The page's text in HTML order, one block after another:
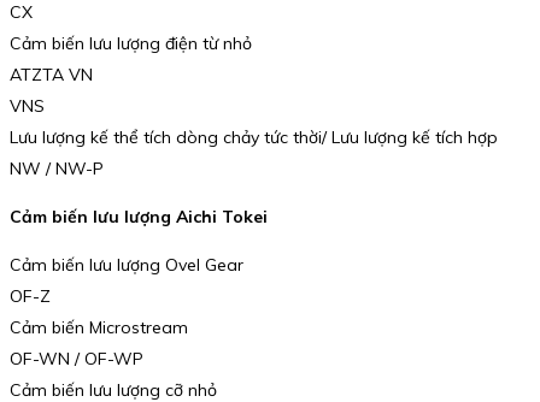
CX
Cảm biến lưu lượng điện từ nhỏ
ATZTA VN
VNS
Lưu lượng kế thể tích dòng chảy tức thời/ Lưu lượng kế tích hợp
NW / NW-P
Cảm biến lưu lượng Aichi Tokei
Cảm biến lưu lượng Ovel Gear
OF-Z
Cảm biến Microstream
OF-WN / OF-WP
Cảm biến lưu lượng cỡ nhỏ